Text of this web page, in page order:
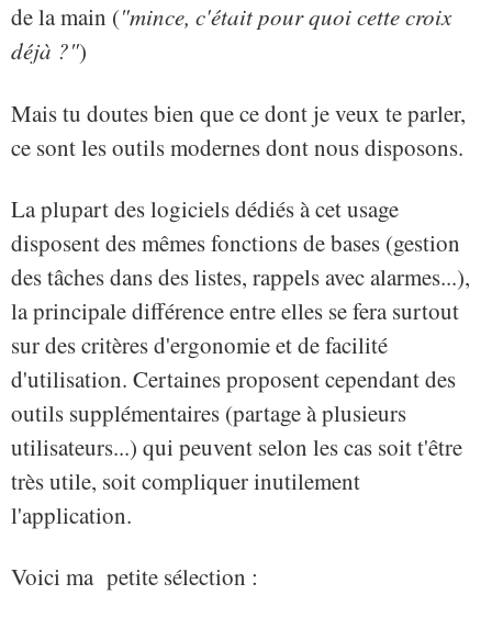
de la main ("mince, c'était pour quoi cette croix
déjà ?")
Mais tu doutes bien que ce dont je veux te parler,
ce sont les outils modernes dont nous disposons.
La plupart des logiciels dédiés à cet usage
disposent des mêmes fonctions de bases (gestion
des tâches dans des listes, rappels avec alarmes...),
la principale différence entre elles se fera surtout
sur des critères d'ergonomie et de facilité
d'utilisation. Certaines proposent cependant des
outils supplémentaires (partage à plusieurs
utilisateurs...) qui peuvent selon les cas soit t'être
très utile, soit compliquer inutilement
l'application.
Voici ma petite sélection :